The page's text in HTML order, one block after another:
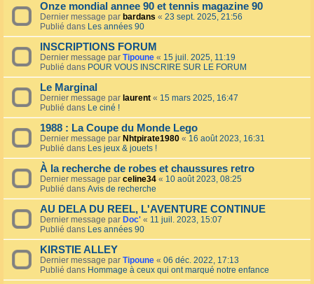
Onze mondial annee 90 et tennis magazine 90
Dernier message par bardans « 23 sept. 2025, 21:56
Publié dans Les années 90
INSCRIPTIONS FORUM
Dernier message par Tipoune « 15 juil. 2025, 11:19
Publié dans POUR VOUS INSCRIRE SUR LE FORUM
Le Marginal
Dernier message par laurent « 15 mars 2025, 16:47
Publié dans Le ciné !
1988 : La Coupe du Monde Lego
Dernier message par Nhtpirate1980 « 16 août 2023, 16:31
Publié dans Les jeux & jouets !
À la recherche de robes et chaussures retro
Dernier message par celine34 « 10 août 2023, 08:25
Publié dans Avis de recherche
AU DELA DU REEL, L'AVENTURE CONTINUE
Dernier message par Doc' « 11 juil. 2023, 15:07
Publié dans Les années 90
KIRSTIE ALLEY
Dernier message par Tipoune « 06 déc. 2022, 17:13
Publié dans Hommage à ceux qui ont marqué notre enfance